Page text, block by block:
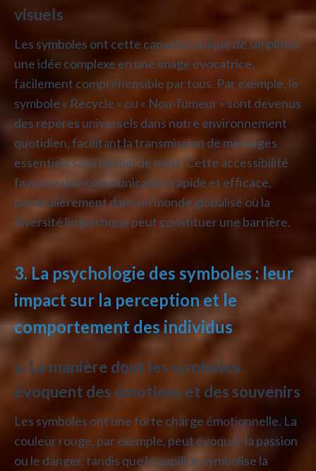
visuels
Les symboles ont cette capacité unique de simplifier
une idée complexe en une image évocatrice,
facilement compréhensible par tous. Par exemple, le
symbole « Recycle » ou « Non-fumeur » sont devenus
des repères universels dans notre environnement
quotidien, facilitant la transmission de messages
essentiels sans besoin de mots. Cette accessibilité
favorise une communication rapide et efficace,
particulièrement dans un monde globalisé où la
diversité linguistique peut constituer une barrière.
3. La psychologie des symboles : leur
impact sur la perception et le
comportement des individus
a. La manière dont les symboles
évoquent des émotions et des souvenirs
Les symboles ont une forte charge émotionnelle. La
couleur rouge, par exemple, peut évoquer la passion
ou le danger, tandis que le papillon symbolise la